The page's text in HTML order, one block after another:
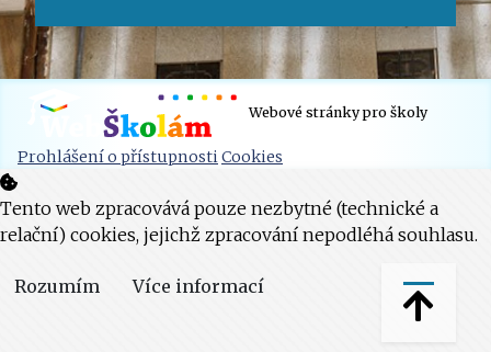
Webové stránky pro školy
Prohlášení o přístupnostiCookies
Tento web zpracovává pouze nezbytné (technické a
relační) cookies, jejichž zpracování nepodléhá souhlasu.
Rozumím Více informací